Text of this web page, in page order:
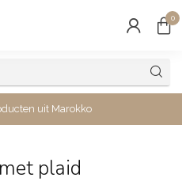
0
uit Marokko
plaid